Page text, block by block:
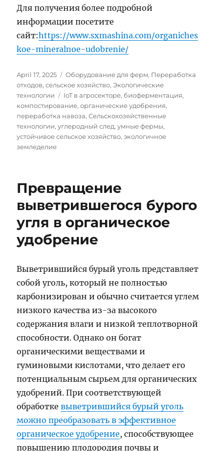
Для получения более подробной
информации посетите
сайт:https://www.sxmashina.com/organiches
koe-mineralnoe-udobrenie/
Posted
on
April 17, 2025 Categories
Оборудование для ферм, Переработка
отходов,сельское хозяйство,Экологические
технологии
Tags
IoT в агросекторе, биоферментация,
компостирование,органические удобрения,
переработка навоза,Сельскохозяйственные
технологии,углеродный след,умные фермы,
устойчивое сельское хозяйство,экологичное
земледелие
Превращение
выветрившегося бурого
угля в органическое
удобрение
Выветрившийся бурый уголь представляет
собой уголь, который не полностью
карбонизирован и обычно считается углем
низкого качества из-за высокого
содержания влаги и низкой теплотворной
способности. Однако он богат
органическими веществами и
гуминовыми кислотами, что делает его
потенциальным сырьем для органических
удобрений. При соответствующей
обработкевыветрившийся бурый уголь
можно преобразовать в эффективное
органическое удобрение, способствующее
повышению плодородия почвы и